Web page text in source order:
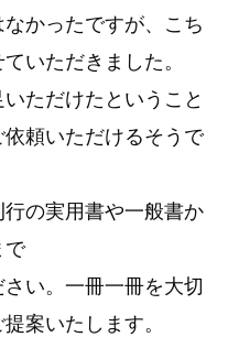
かったですが、こち
いただきました。
ただけたということ
頼いただけるそうで
の実用書や一般書か
で
い。一冊一冊を大切
案いたします。